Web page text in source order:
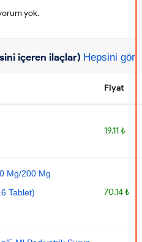
yok.
içeren ilaçlar) Hepsini gör
Fiyat
19.11 ₺
Mg/200 Mg
Tablet)
70.14 ₺